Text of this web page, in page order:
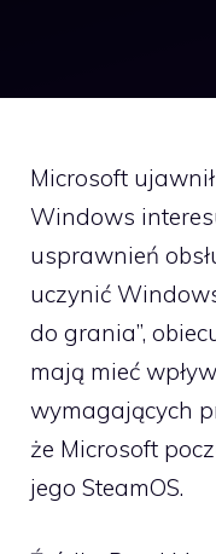
Microsoft
Windows
usprawnień
uczynić
do grania”,
mają mieć
wymagających
że Microsoft
jego SteamOS.